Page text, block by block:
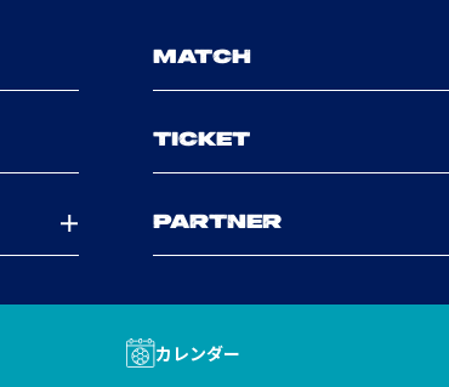
MATCH
TICKET
PARTNER
カレンダー